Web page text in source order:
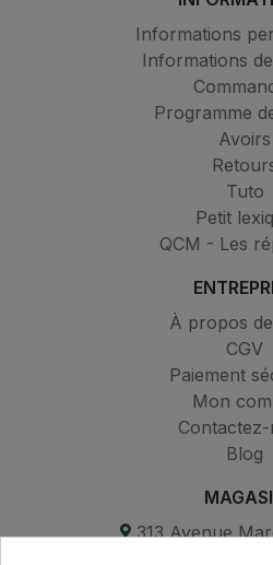
Informations
Informations
Programme
Avoirs
Tuto
Petit
QCM - Les
À propos
CGV
Paiement
Mon
Blog
313 Avenue